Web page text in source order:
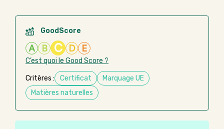
GoodScore
A B C D E
C’est quoi le Good Score ?
Critères : Certificat
Marquage UE
Matières naturelles